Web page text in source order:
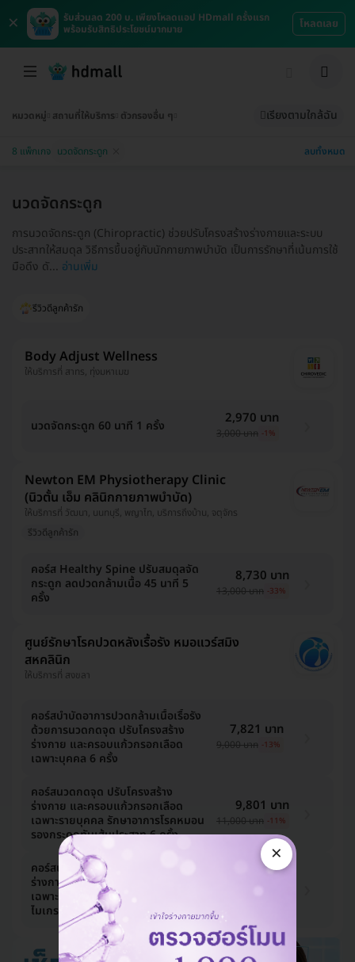
×
รับส่วนลด 200 บ. เพียงโหลดแอป HDmall ครั้งแรก
พร้อมรับสิทธิประโยชน์มากมาย
โหลดเลย
หมวดหมู่ สถานที่ให้บริการ ตัวกรองอื่น ๆ เรียงตามใกล้ฉัน
8 แพ็กเกจ นวดจัดกระดูก ลบทั้งหมด
รีวิวดีลูกค้ารัก
นวดจัดกระดูก
การนวดจัดกระดูก (Chiropractic) ช่วยปรับโครงสร้างร่างกายและระบบ
ประสาทให้สมดุล วิธีการขึ้นอยู่กับนักกายภาพบำบัด เป็นการรักษาที่เน้นการใช้
มือดึง ดั... อ่านเพิ่ม
Body Adjust Wellness
ให้บริการที่ สาทร, ทุ่งมหาเมฆ
นวดจัดกระดูก 60 นาที 1 ครั้ง 2,970 บาท
3,000 บาท -1%
Newton EM Physiotherapy Clinic
(นิวตั้น เอ็ม คลินิกกายภาพบำบัด)
ให้บริการที่ วัฒนา, นนทบุรี, พญาไท, บริการถึงบ้าน, จตุจักร
รีวิวดีลูกค้ารัก
คอร์ส Healthy Spine ปรับสมดุลจัด
กระดูก ลดปวดกล้ามเนื้อ 45 นาที 5
ครั้ง
8,730 บาท
13,000 บาท -33%
ศูนย์รักษาโรคปวดหลังเรื้อรัง หมอแวร์สมิง
สหคลินิก
ให้บริการที่ สงขลา
คอร์สบำบัดอาการปวดกล้ามเนื้อเรื้อรัง
ด้วยการนวดกดจุด ปรับโครงสร้าง
ร่างกาย และครอบแก้วกรอกเลือด
เฉพาะบุคคล 6 ครั้ง
7,821 บาท
9,000 บาท -13%
คอร์สนวดกดจุด ปรับโครงสร้าง
ร่างกาย และครอบแก้วกรอกเลือด
เฉพาะรายบุคคล รักษาอาการโรคหมอน
รองกระดูกทับเส้นประสาท 6 ครั้ง
9,801 บาท
11,000 บาท -11%
คอร์สนวดกดจุด ปรับโครงสร้าง
ร่างกาย และครอบแก้วกรอกเลือด
เฉพาะบุคคล เพื่อบรรเทาอาการปวด
ไมเกรน 6 ครั้ง
×